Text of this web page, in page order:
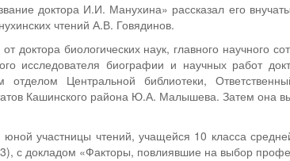
доктора И.И. Манухина» рассказал его
чтений А.В. Говядинов.
доктора биологических наук, главного научного
исследователя биографии и научных работ
отделом Центральной библиотеки,
Кашинского района Ю.А. Малышева. Затем она
юной участницы чтений, учащейся 10 класса
с докладом «Факторы, повлиявшие на выбор